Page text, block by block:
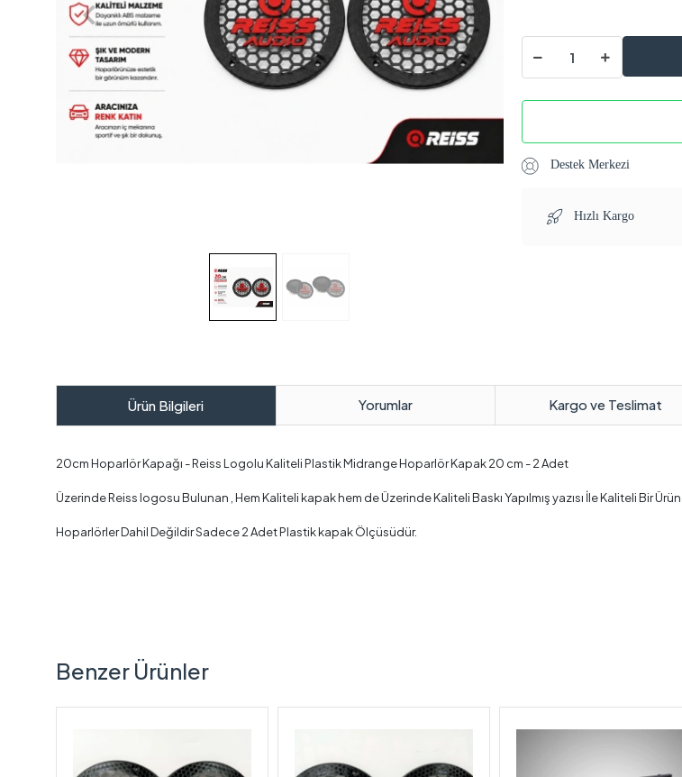
Destek Merkezi
Hızlı Kargo
Ürün Bilgileri Yorumlar Kargo ve Teslimat
20cm Hoparlör Kapağı - Reiss Logolu Kaliteli Plastik Midrange Hoparlör Kapak 20 cm - 2 Adet
Üzerinde Reiss logosu Bulunan , Hem Kaliteli kapak hem de Üzerinde Kaliteli Baskı Yapılmış yazısı İle Kaliteli Bir
Hoparlörler Dahil Değildir Sadece 2 Adet Plastik kapak Ölçüsüdür.
Benzer Ürünler